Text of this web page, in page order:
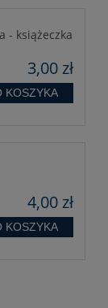
- książeczka
3,00 zł
KOSZYKA
4,00 zł
KOSZYKA